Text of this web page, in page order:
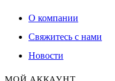
О компании
Свяжитесь с нами
Новости